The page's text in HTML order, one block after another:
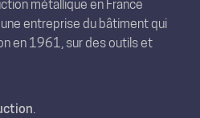
métallique en France
entreprise du bâtiment qui
en 1961, sur des outils et
.